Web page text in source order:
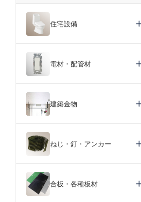
住宅設備
電材・配管材
建築金物
ねじ・釘・アンカー
合板・各種板材